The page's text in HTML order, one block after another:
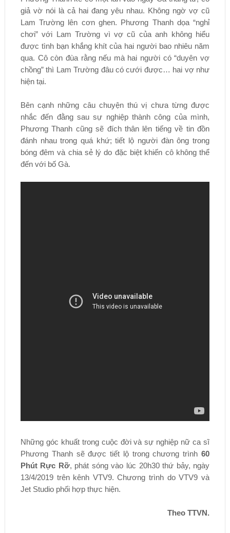
giả vờ nói là cả hai đang yêu nhau. Không ngờ vợ cũ
Lam Trường lên cơn ghen. Phương Thanh dọa “nghỉ
chơi” với Lam Trường vì vợ cũ của anh không hiểu
được tình bạn khắng khít của hai người bao nhiêu năm
qua. Cô còn đùa rằng nếu mà hai người có “duyên vợ
chồng” thì Lam Trường đâu có cưới được… hai vợ như
hiện tại.
Bên cạnh những câu chuyện thú vị chưa từng được
nhắc đến đằng sau sự nghiệp thành công của mình,
Phương Thanh cũng sẽ đích thân lên tiếng về tin đồn
đánh nhau trong quá khứ; tiết lộ người đàn ông trong
bóng đêm và chia sẻ lý do đặc biệt khiến cô không thể
đến với bố Gà.
Những góc khuất trong cuộc đời và sự nghiệp nữ ca sĩ
Phương Thanh sẽ được tiết lộ trong chương trình60
Phút Rực Rỡ, phát sóng vào lúc 20h30 thứ bảy, ngày
13/4/2019 trên kênh VTV9. Chương trình do VTV9 và
Jet Studio phối hợp thực hiện.
Theo TTVN.